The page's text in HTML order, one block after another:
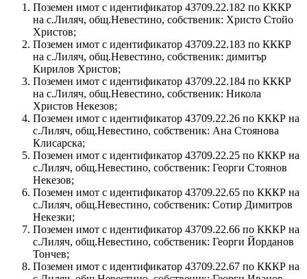
Поземен имот с идентификатор 43709.22.182 по КККР
на с.Лиляч, общ.Невестино, собственик: Христо Стойо
Христов;
Поземен имот с идентификатор 43709.22.183 по КККР
на с.Лиляч, общ.Невестино, собственик: димитър
Кирилов Христов;
Поземен имот с идентификатор 43709.22.184 по КККР
на с.Лиляч, общ.Невестино, собственик: Никола
Христов Некезов;
Поземен имот с идентификатор 43709.22.26 по КККР на
с.Лиляч, общ.Невестино, собственик: Ана Стоянова
Клисарска;
Поземен имот с идентификатор 43709.22.25 по КККР на
с.Лиляч, общ.Невестино, собственик: Георги Стоянов
Некезов;
Поземен имот с идентификатор 43709.22.65 по КККР на
с.Лиляч, общ.Невестино, собственик: Сотир Димитров
Некезки;
Поземен имот с идентификатор 43709.22.66 по КККР на
с.Лиляч, общ.Невестино, собственик: Георги Йорданов
Тончев;
Поземен имот с идентификатор 43709.22.67 по КККР на